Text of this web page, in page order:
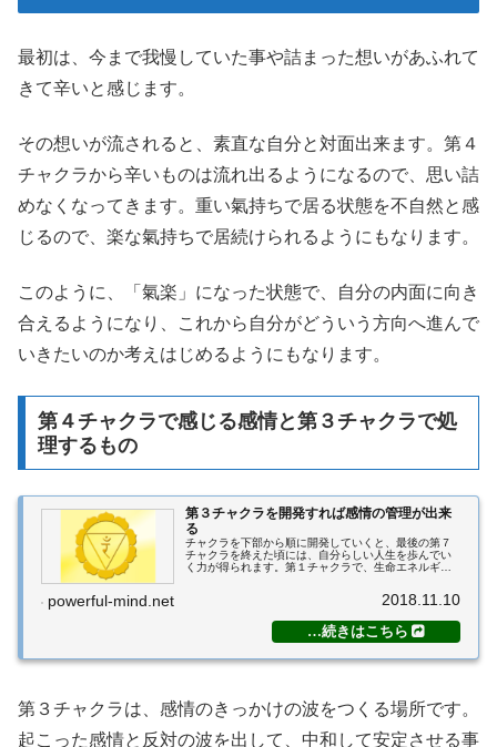
最初は、今まで我慢していた事や詰まった想いがあふれて
きて辛いと感じます。
その想いが流されると、素直な自分と対面出来ます。第４
チャクラから辛いものは流れ出るようになるので、思い詰
めなくなってきます。重い氣持ちで居る状態を不自然と感
じるので、楽な氣持ちで居続けられるようにもなります。
このように、「氣楽」になった状態で、自分の内面に向き
合えるようになり、これから自分がどういう方向へ進んで
いきたいのか考えはじめるようにもなります。
第４チャクラで感じる感情と第３チャクラで処
理するもの
第３チャクラを開発すれば感情の管理が出来
る
チャクラを下部から順に開発していくと、最後の第７
チャクラを終えた頃には、自分らしい人生を歩んでい
く力が得られます。第１チャクラで、生命エネルギー
powerful-mind.net 2018.11.10
第３チャクラは、感情のきっかけの波をつくる場所です。
起こった感情と反対の波を出して、中和して安定させる事